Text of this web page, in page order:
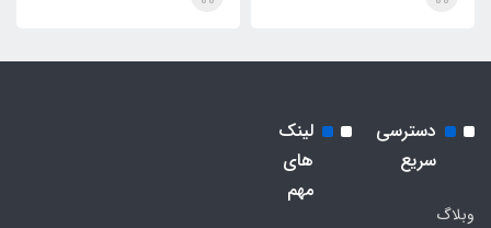
دسترسی
سریع
وبلاگ
لینک
های
مهم